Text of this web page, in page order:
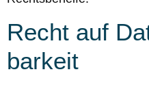
Recht auf
barkeit